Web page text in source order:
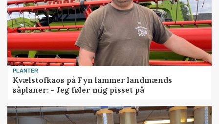
PLANTER
Kvælstofkaos på Fyn lammer landmænds
såplaner: - Jeg føler mig pisset på